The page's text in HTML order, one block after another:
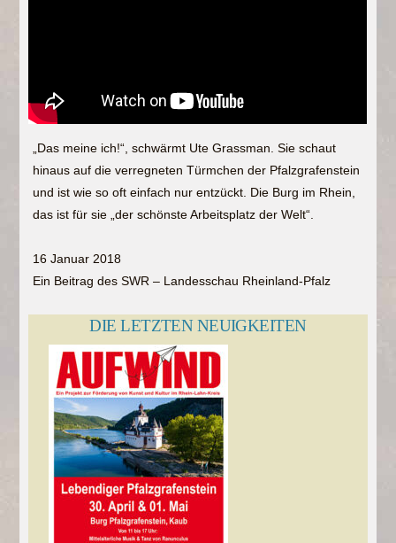
„Das meine ich!“, schwärmt Ute Grassman. Sie schaut
hinaus auf die verregneten Türmchen der Pfalzgrafenstein
und ist wie so oft einfach nur entzückt. Die Burg im Rhein,
das ist für sie „der schönste Arbeitsplatz der Welt“.
16 Januar 2018
Ein Beitrag des SWR – Landesschau Rheinland-Pfalz
DIE LETZTEN NEUIGKEITEN